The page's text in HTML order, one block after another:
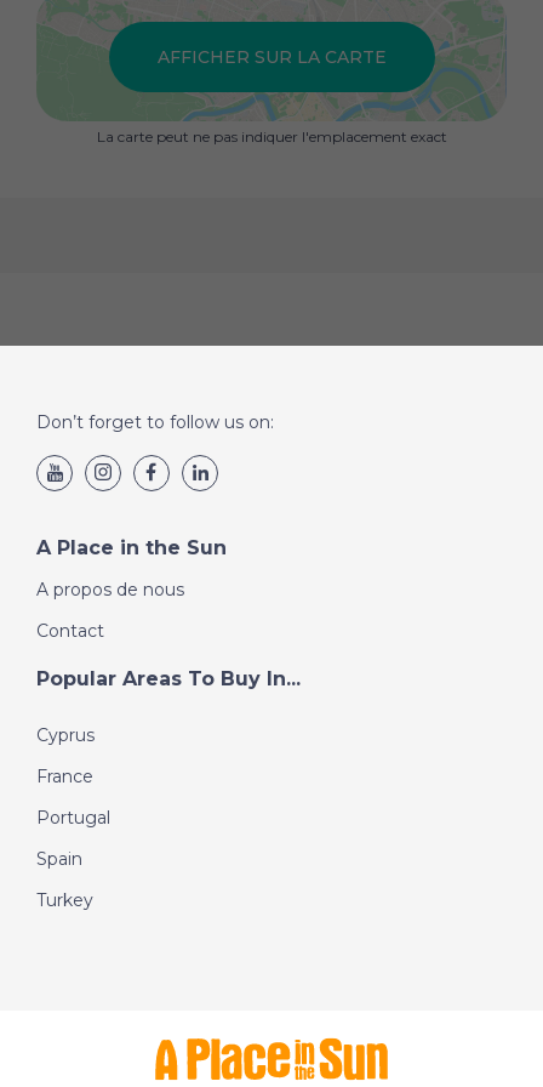
AFFICHER SUR LA CARTE
La carte peut ne pas indiquer l'emplacement exact
Don’t forget to follow us on:
A Place in the Sun
A propos de nous
Contact
Popular Areas To Buy In...
Cyprus
France
Portugal
Spain
Turkey